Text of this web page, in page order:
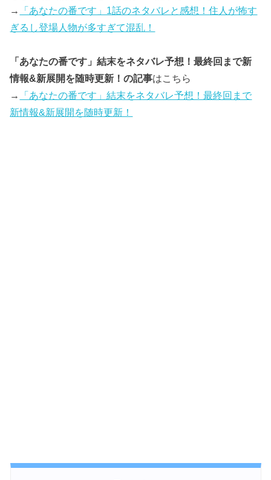
→
「あなたの番です」1話のネタバレと感想！住人が怖す
ぎるし登場人物が多すぎて混乱！
「あなたの番です」結末をネタバレ予想！最終回まで新
情報&新展開を随時更新！の記事はこちら
→
「あなたの番です」結末をネタバレ予想！最終回まで
新情報&新展開を随時更新！